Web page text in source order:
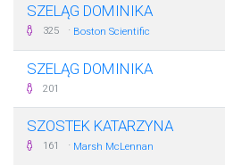
SZELĄG DOMINIKA
325 · Boston Scientific
SZELĄG DOMINIKA
201
SZOSTEK KATARZYNA
161 · Marsh McLennan